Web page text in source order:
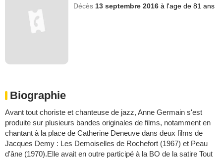
Décès 13 septembre 2016à l'age de 81 ans
Biographie
Avant tout choriste et chanteuse de jazz, Anne Germain s'est
produite sur plusieurs bandes originales de films, notamment en
chantant à la place de Catherine Deneuve dans deux films de
Jacques Demy : Les Demoiselles de Rochefort (1967) et Peau
d'âne (1970).Elle avait en outre participé à la BO de la satire Tout